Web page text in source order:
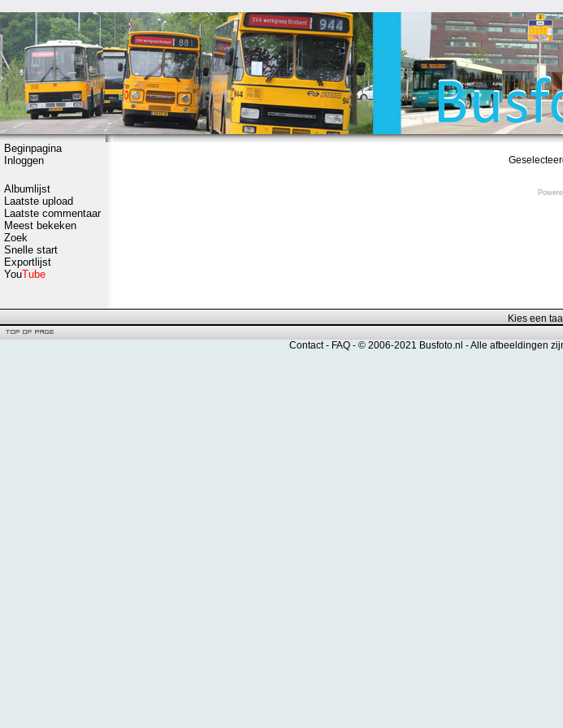
Beginpagina
Inloggen
Albumlijst
Laatste upload
Laatste commentaar
Meest bekeken
Zoek
Snelle start
Exportlijst
YouTube
Kies een
Contact- FAQ - © 2006-2021 Busfoto.nl -Alle afbeeldingen